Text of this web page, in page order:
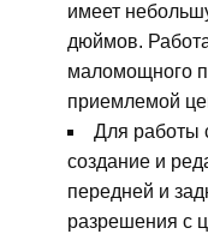
имеет
дюймов.
маломощного
приемлемой
Для работы
создание и
передней и
разрешения с